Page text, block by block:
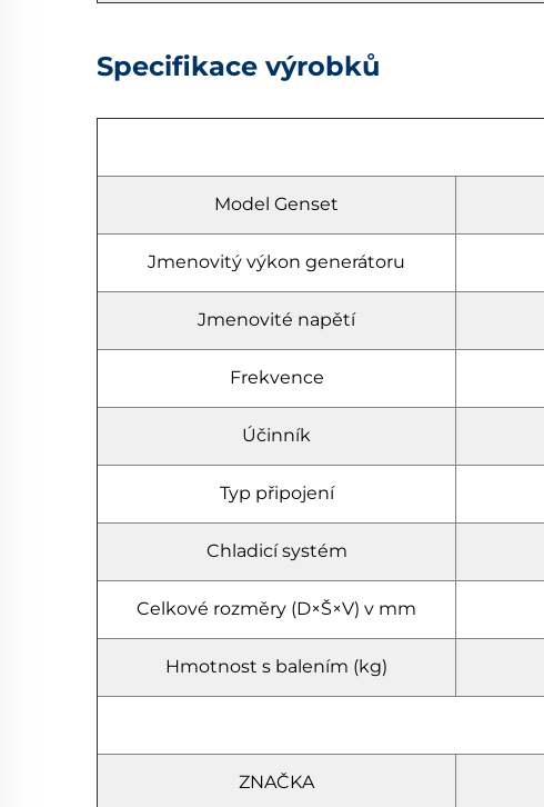
Specifikace výrobků
Model Genset
Jmenovitý výkon generátoru
Jmenovité napětí
Frekvence
Účinník
Typ připojení
Chladicí systém
Celkové rozměry (D×Š×V) v mm
Hmotnost s balením (kg)
ZNAČKA